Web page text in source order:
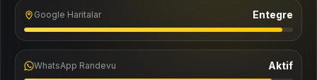
Google Haritalar Entegre
WhatsApp Randevu Aktif